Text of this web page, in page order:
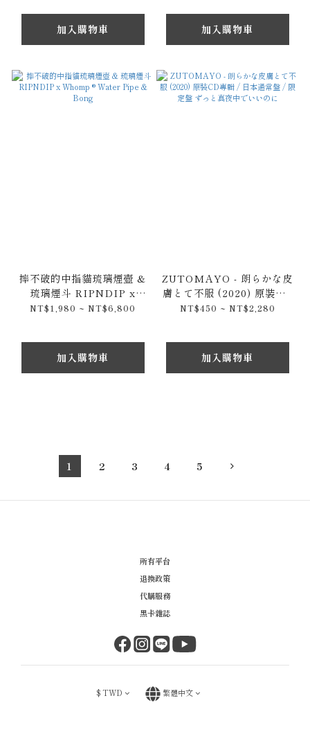
Editon
加入購物車 加入購物車
摔不破的中指貓琉璃煙壺 &
琉璃煙斗 RIPNDIP x
Whomp ® Water Pipe &
NT$1,980 ~ NT$6,800
加入購物車
ZUTOMAYO - 朗らかな皮
膚とて不服 (2020) 原裝CD
專輯 / 日本通常盤 / 限定盤
NT$450 ~ NT$2,280
加入購物車
1 2 3 4 5
所有平台
退換政策
代購服務
黑卡雜誌
$TWD 繁體中文